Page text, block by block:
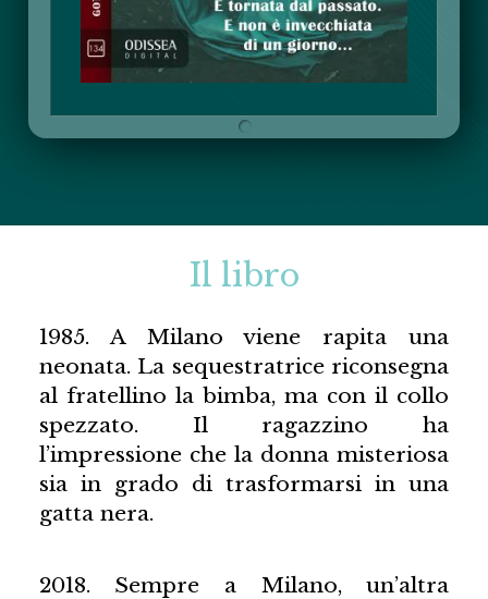
Il libro
1985. A Milano viene rapita una
neonata. La sequestratrice riconsegna
al fratellino la bimba, ma con il collo
spezzato. Il ragazzino ha
l’impressione che la donna misteriosa
sia in grado di trasformarsi in una
gatta nera.
2018. Sempre a Milano, un’altra